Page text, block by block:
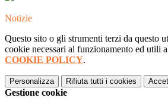
Notizie
Questo sito o gli strumenti terzi da questo
cookie necessari al funzionamento ed utili
COOKIE POLICY.
Personalizza Rifiuta tutti i cookies
Gestione cookie